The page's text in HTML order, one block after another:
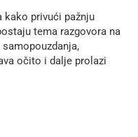
kako privući pažnju
tema razgovora na
očito i dalje prolazi